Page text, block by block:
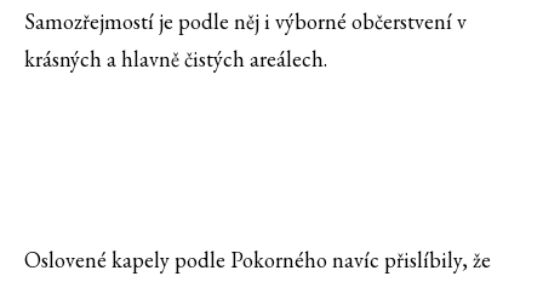
Samozřejmostí je podle něj i výborné občerstvení v
krásných a hlavně čistých areálech.
Oslovené kapely podle Pokorného navíc přislíbily, že